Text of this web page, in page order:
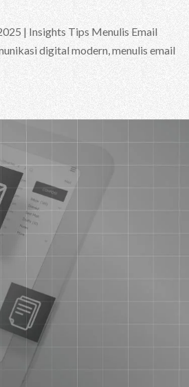
| Insights Tips Menulis Email
digital modern, menulis email